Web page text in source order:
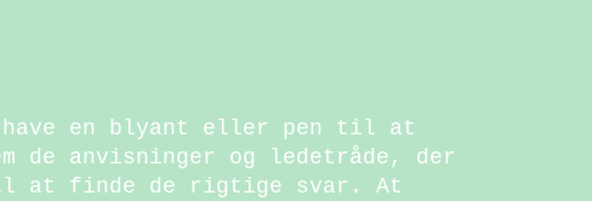
en blyant eller pen til at
de anvisninger og ledetråde, der
at finde de rigtige svar. At